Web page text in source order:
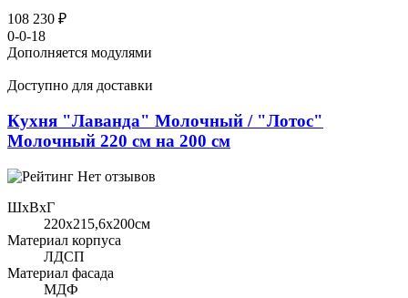
108 230 ₽
0-0-18
Дополняется модулями
Доступно для доставки
Кухня "Лаванда" Молочный / "Лотос"
Молочный 220 см на 200 см
Нет отзывов
ШхВхГ
220x215,6х200см
Материал корпуса
ЛДСП
Материал фасада
МДФ